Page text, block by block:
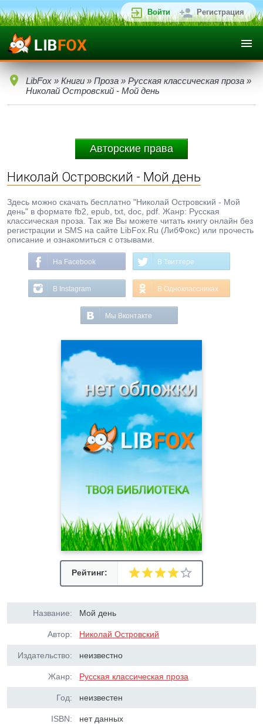
Войти Регистрация
LibFox » Книги » Проза » Русская классическая проза »
Николай Островский - Мой день
Авторские права
Николай Островский - Мой день
Здесь можно скачать бесплатно "Николай Островский - Мой
день" в формате fb2, epub, txt, doc, pdf. Жанр: Русская
классическая проза. Так же Вы можете читать книгу онлайн без
регистрации и SMS на сайте LibFox.Ru (ЛибФокс) или прочесть
описание и ознакомиться с отзывами.
На Facebook В Твиттере
В Instagram В Одноклассниках
Мы Вконтакте
Рейтинг:
Название: Мой день
Автор: Николай Островский
Издательство: неизвестно
Жанр: Русская классическая проза
Год: неизвестен
ISBN: нет данных